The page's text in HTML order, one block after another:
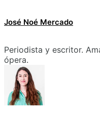
José Noé Mercado
Periodista y escritor.
ópera.